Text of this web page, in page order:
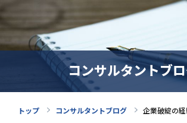
コンサルタントブ
トップ コンサルタントブログ 企業破綻の